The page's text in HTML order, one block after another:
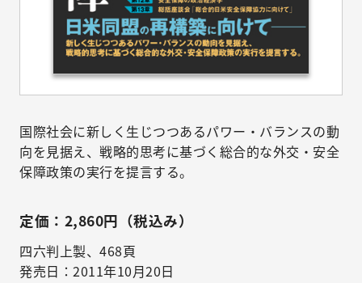
国際社会に新しく生じつつあるパワー・バランスの動
向を見据え、戦略的思考に基づく総合的な外交・安全
保障政策の実行を提言する。
定価：2,860円（税込み）
四六判上製、468頁
発売日：2011年10月20日